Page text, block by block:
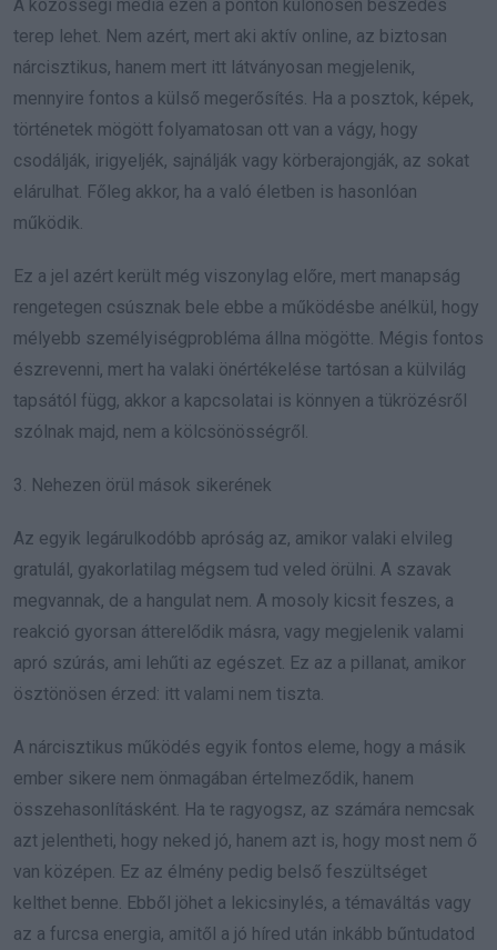
A közösségi média ezen a ponton különösen beszédes
terep lehet. Nem azért, mert aki aktív online, az biztosan
nárcisztikus, hanem mert itt látványosan megjelenik,
mennyire fontos a külső megerősítés. Ha a posztok, képek,
történetek mögött folyamatosan ott van a vágy, hogy
csodálják, irigyeljék, sajnálják vagy körberajongják, az sokat
elárulhat. Főleg akkor, ha a való életben is hasonlóan
működik.
Ez a jel azért került még viszonylag előre, mert manapság
rengetegen csúsznak bele ebbe a működésbe anélkül, hogy
mélyebb személyiségprobléma állna mögötte. Mégis fontos
észrevenni, mert ha valaki önértékelése tartósan a külvilág
tapsától függ, akkor a kapcsolatai is könnyen a tükrözésről
szólnak majd, nem a kölcsönösségről.
3. Nehezen örül mások sikerének
Az egyik legárulkodóbb apróság az, amikor valaki elvileg
gratulál, gyakorlatilag mégsem tud veled örülni. A szavak
megvannak, de a hangulat nem. A mosoly kicsit feszes, a
reakció gyorsan átterelődik másra, vagy megjelenik valami
apró szúrás, ami lehűti az egészet. Ez az a pillanat, amikor
ösztönösen érzed: itt valami nem tiszta.
A nárcisztikus működés egyik fontos eleme, hogy a másik
ember sikere nem önmagában értelmeződik, hanem
összehasonlításként. Ha te ragyogsz, az számára nemcsak
azt jelentheti, hogy neked jó, hanem azt is, hogy most nem ő
van középen. Ez az élmény pedig belső feszültséget
kelthet benne. Ebből jöhet a lekicsinylés, a témaváltás vagy
az a furcsa energia, amitől a jó híred után inkább bűntudatod